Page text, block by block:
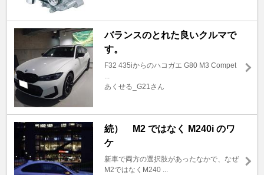
バランスのとれた良いクルマで
す。
F32 435iからのハコガエ G80 M3 Compet
あくせる_G21さん
続） M2 ではなく M240i のワ
ケ
新車で両方の選択肢があったなかで、なぜ
M2ではなくM240 ...